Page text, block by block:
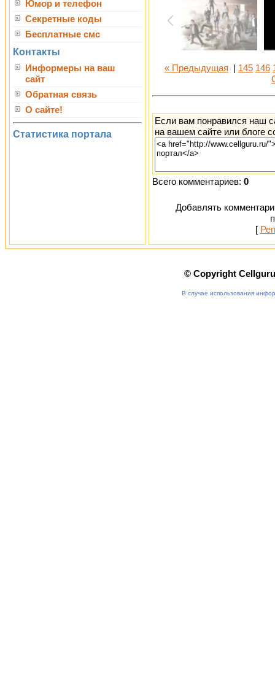
Юмор и телефон
Секретные коды
Бесплатные смс
Контакты
Информеры на ваш
сайт
Обратная связь
О сайте!
Статистика портала
« Предыдущая 145 146
Если вам понравился наш
на вашем сайте или блоге
Всего комментариев: 0
Добавлять
[
© Copyright
В случае использования